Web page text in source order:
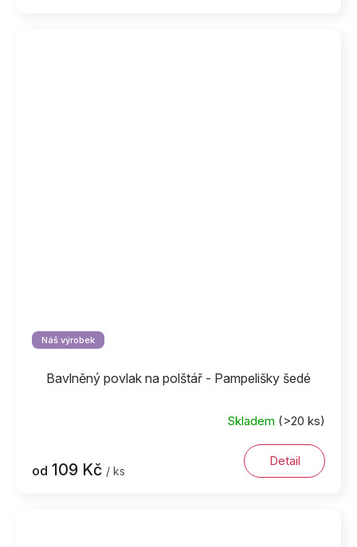
Náš výrobek
Bavlněný povlak na polštář - Pampelišky šedé
Skladem (>20 ks)
od 109 Kč / ks
Detail